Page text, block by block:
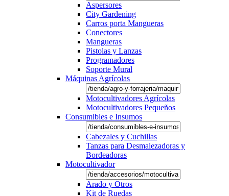
Aspersores
City Gardening
Carros porta Mangueras
Conectores
Mangueras
Pistolas y Lanzas
Programadores
Soporte Mural
Máquinas Agrícolas
Motocultivadores Agrícolas
Motocultivadores Pequeños
Consumibles e Insumos
Cabezales y Cuchillas
Tanzas para Desmalezadoras y
Bordeadoras
Motocultivador
Arado y Otros
Kit de Ruedas